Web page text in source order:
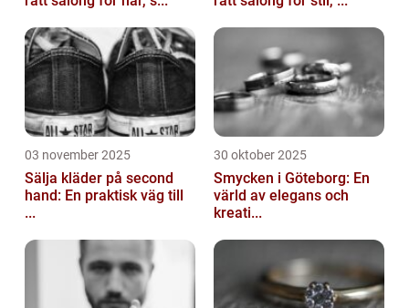
03 november 2025
Sälja kläder på second
hand: En praktisk väg till
...
30 oktober 2025
Smycken i Göteborg: En
värld av elegans och
kreati...